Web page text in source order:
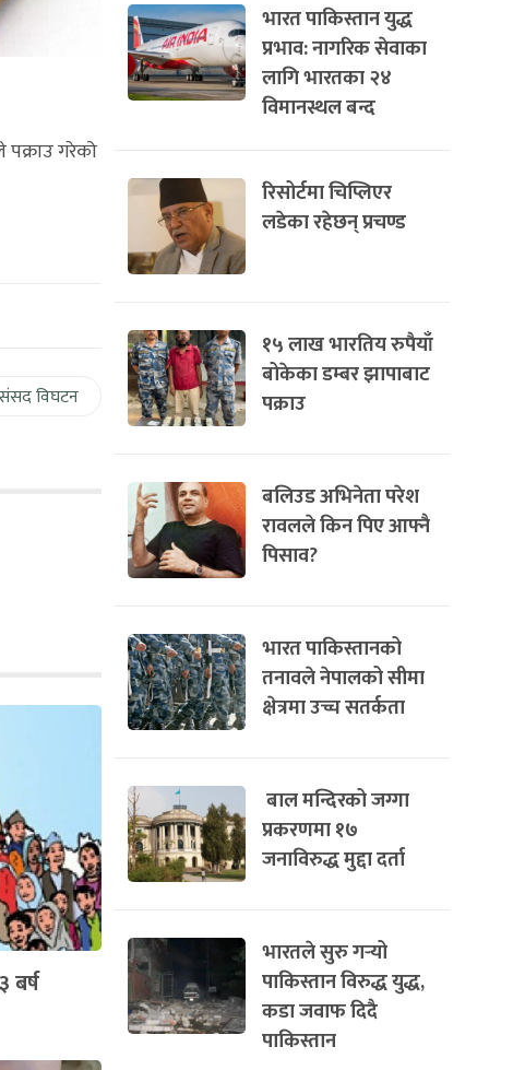
गरेको
विघटन
भारत पाकिस्तान युद्ध
प्रभाव: नागरिक सेवाका
लागि भारतका २४
विमानस्थल बन्द
रिसोर्टमा चिप्लिएर
लडेका रहेछन् प्रचण्ड
१५ लाख भारतिय रुपैयाँ
बोकेका डम्बर झापाबाट
पक्राउ
बलिउड अभिनेता परेश
रावलले किन पिए आफ्नै
पिसाव?
भारत पाकिस्तानको
तनावले नेपालको सीमा
क्षेत्रमा उच्च सतर्कता
बाल मन्दिरको जग्गा
प्रकरणमा १७
जनाविरुद्ध मुद्दा दर्ता
भारतले सुरु गर्‍यो
पाकिस्तान विरुद्ध युद्ध,
कडा जवाफ दिदै
पाकिस्तान